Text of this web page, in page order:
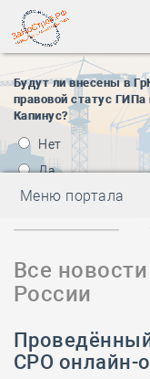
Будут ли внесены в
правовой статус ГИПа
Капинус?
Нет
Да
Меню портала
Все
России
СРО онлайн-